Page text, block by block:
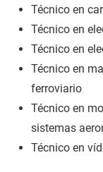
Técnico en
Técnico en
Técnico en
Técnico en
ferroviario
Técnico en
sistemas
Técnico en